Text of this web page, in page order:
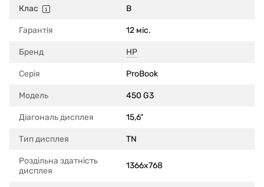
Клас B
Гарантія 12 міс.
Бренд HP
Серія ProBook
Модель 450 G3
Діагональ дисплея 15,6"
Тип дисплея TN
Роздільна здатність
дисплея
1366x768